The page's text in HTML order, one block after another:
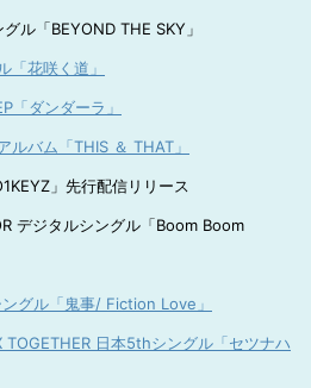
ル「BEYOND THE SKY」
「花咲く道」
「ダンダーラ」
ルバム「THIS ＆ THAT」
」先行配信リリース
デジタルシングル「Boom Boom
グル「鬼事/ Fiction Love」
TOGETHER 日本5thシングル「セツナハ